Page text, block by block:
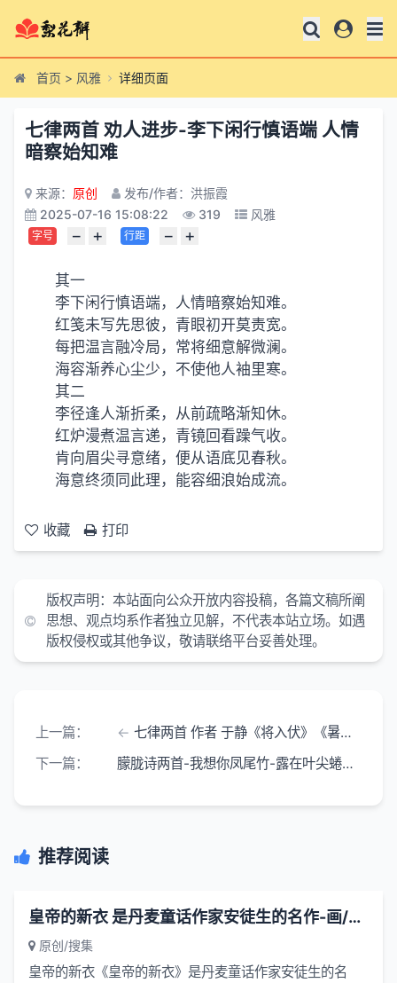
首页 > 风雅 详细页面
七律两首 劝人进步-李下闲行慎语端 人情
暗察始知难
来源： 原创
发布/作者：洪振霞
2025-07-16 15:08:22
319 风雅
字号 − + 行距 − +
其一
李下闲行慎语端，人情暗察始知难。
红笺未写先思彼，青眼初开莫责宽。
每把温言融冷局，常将细意解微澜。
海容渐养心尘少，不使他人袖里寒。
其二
李径逢人渐折柔，从前疏略渐知休。
红炉漫煮温言递，青镜回看躁气收。
肯向眉尖寻意绪，便从语底见春秋。
海意终须同此理，能容细浪始成流。
收藏 打印
版权声明：本站面向公众开放内容投稿，各篇文稿所阐
思想、观点均系作者独立见解，不代表本站立场。如遇
版权侵权或其他争议，敬请联络平台妥善处理。
上一篇：
七律两首 作者 于静《将入伏》《暑渐浓》
下一篇：
朦胧诗两首-我想你凤尾竹-露在叶尖蜷成半透明的信
推荐阅读
皇帝的新衣 是丹麦童话作家安徒生的名作-画/丰子恺-文/丰陈宝 丰一吟
原创/搜集
皇帝的新衣《皇帝的新衣》是丹麦童话作家安徒生的名